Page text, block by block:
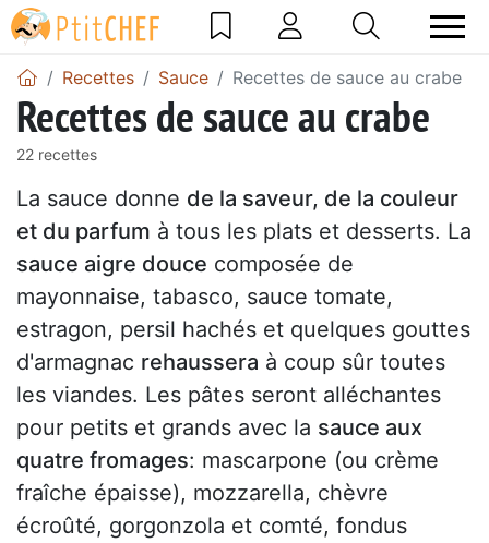
Recettes Sauce Recettes de sauce au crabe
Recettes de sauce au crabe
22 recettes
La sauce donne de la saveur, de la couleur
et du parfum à tous les plats et desserts. La
sauce aigre douce composée de
mayonnaise, tabasco, sauce tomate,
estragon, persil hachés et quelques gouttes
d'armagnac rehaussera à coup sûr toutes
les viandes. Les pâtes seront alléchantes
pour petits et grands avec la sauce aux
quatre fromages: mascarpone (ou crème
fraîche épaisse), mozzarella, chèvre
écroûté, gorgonzola et comté, fondus